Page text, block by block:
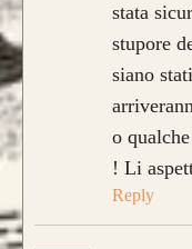
stata
stupore
siano
o
! Li
Reply